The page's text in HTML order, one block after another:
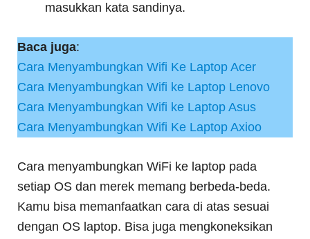
masukkan kata sandinya.
Baca juga:
Cara Menyambungkan Wifi Ke Laptop Acer
Cara Menyambungkan Wifi ke Laptop Lenovo
Cara Menyambungkan Wifi ke Laptop Asus
Cara Menyambungkan Wifi Ke Laptop Axioo
Cara menyambungkan WiFi ke laptop pada
setiap OS dan merek memang berbeda-beda.
Kamu bisa memanfaatkan cara di atas sesuai
dengan OS laptop. Bisa juga mengkoneksikan